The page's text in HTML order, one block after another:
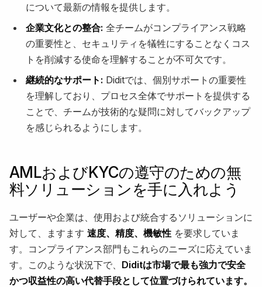
について最新の情報を提供します。
企業文化との整合: 全チームがコンプライアンス戦略
の重要性と、セキュリティを犠牲にすることなくコス
トを削減する使命を理解することが不可欠です。
継続的なサポート: Diditでは、個別サポートの重要性
を理解しており、プロセス全体でサポートを提供する
ことで、チームが技術的な疑問に対してバックアップ
を感じられるようにします。
AMLおよびKYCの遵守のための無
料ソリューションを手に入れよう
ユーザーや企業は、使用および統合するソリューションに
対して、ますます 速度、精度、機敏性 を要求していま
す。コンプライアンス部門もこれらのニーズに応えていま
す。このような状況下で、 Diditは市場で最も強力で安全
かつ収益性の高い代替手段として位置づけられています。